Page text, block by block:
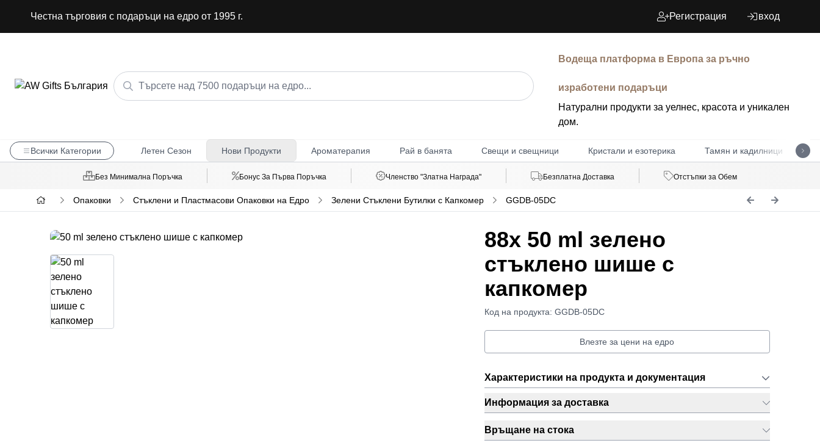
Честна търговия с подаръци на едро от 1995 г. Регистрация вход
Водеща платформа в Европа за ръчно
изработени подаръци
Натурални продукти за уелнес, красота и уникален
дом.
Всички Категории Летен Сезон Нови Продукти Ароматерапия Рай в банята Свещи и свещници Кристали и езотерика Тамян и кадилници
Без Минимална Поръчка Бонус За Първа Поръчка Членство "Златна Награда" Безплатна Доставка Отстъпки за Обем
Опаковки Стъклени и Пластмасови Опаковки на Едро Зелени Стъклени Бутилки с Капкомер GGDB-05DC
88x50 ml зелено
стъклено шише с
капкомер
Код на продукта: GGDB-05DC
Влезте за цени на едро
Характеристики на продукта и документация
Информация за доставка
Връщане на стока